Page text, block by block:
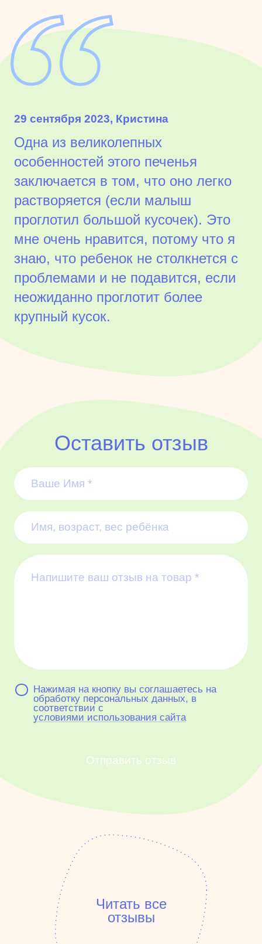
29 сентября 2023, Кристина
Одна из великолепных
особенностей этого печенья
заключается в том, что оно легко
растворяется (если малыш
проглотил большой кусочек). Это
мне очень нравится, потому что я
знаю, что ребенок не столкнется с
проблемами и не подавится, если
неожиданно проглотит более
крупный кусок.
Оставить отзыв
Нажимая на кнопку вы соглашаетесь на
обработку персональных данных, в
соответствии с
условиями использования сайта
Отправить отзыв
Читать все
отзывы